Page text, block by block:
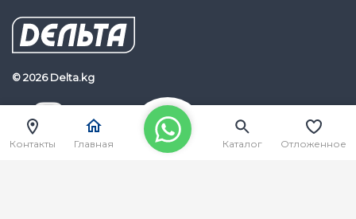
© 2026 Delta.kg
Delta.kg
Контакты Главная Каталог Отложенное